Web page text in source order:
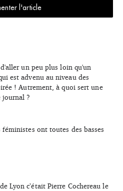
l'article
un peu plus loin qu'un
est advenu au niveau des
! Autrement, à quoi sert une
?
ont toutes des basses
Lyon c’était Pierre Cochereau le